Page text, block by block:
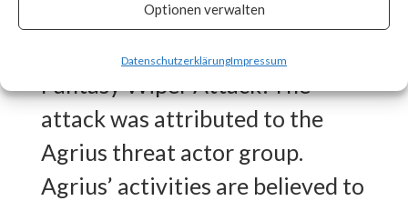
Optionen verwalten
DatenschutzerklärungImpressum
overwrites the Master Boot
Record (MBR).Who is behind the
Fantasy Wiper Attack?The
attack was attributed to the
Agrius threat actor group.
Agrius’ activities are believed to